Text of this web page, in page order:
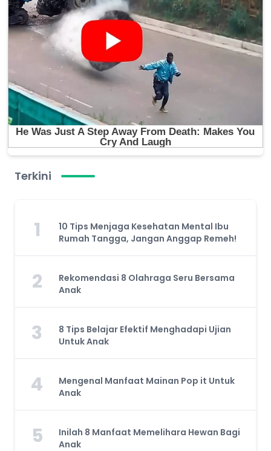
Terkini
1
10 Tips Menjaga Kesehatan Mental Ibu
Rumah Tangga, Jangan Anggap Remeh!
2
Rekomendasi 8 Olahraga Seru Bersama
Anak
3
8 Tips Belajar Efektif Menghadapi Ujian
Untuk Anak
4
Mengenal Manfaat Mainan Pop it Untuk
Anak
5
Inilah 8 Manfaat Memelihara Hewan Bagi
Anak